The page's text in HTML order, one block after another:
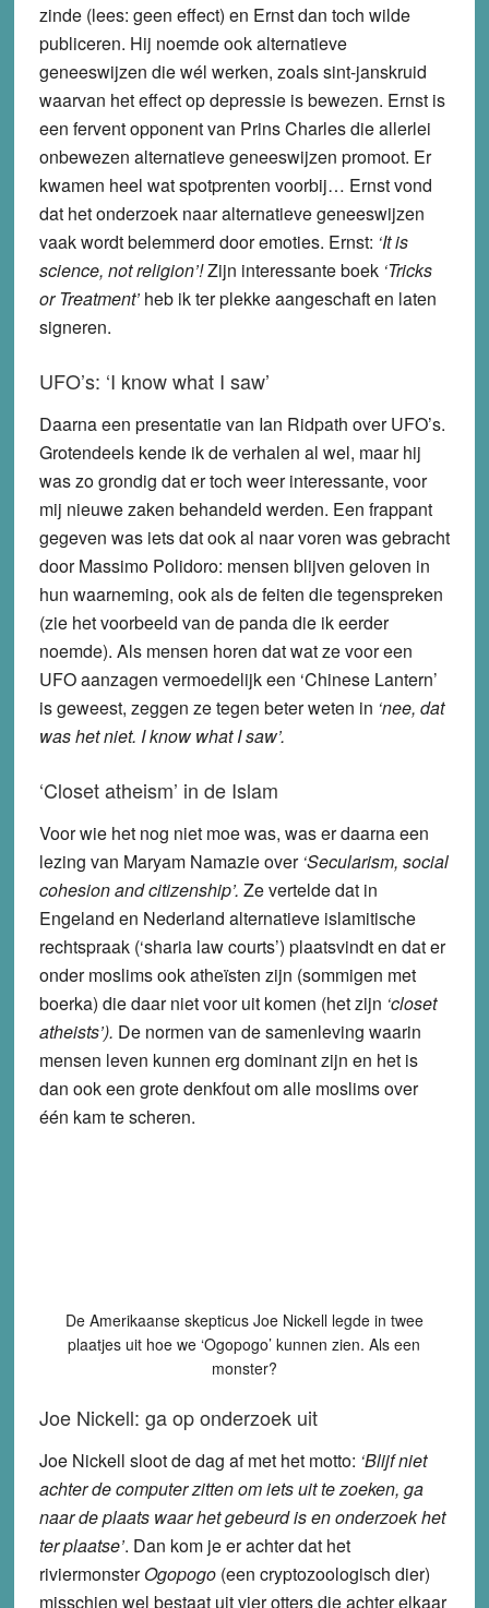
zinde (lees: geen effect) en Ernst dan toch wilde
publiceren. Hij noemde ook alternatieve
geneeswijzen die wél werken, zoals sint-janskruid
waarvan het effect op depressie is bewezen. Ernst is
een fervent opponent van Prins Charles die allerlei
onbewezen alternatieve geneeswijzen promoot. Er
kwamen heel wat spotprenten voorbij… Ernst vond
dat het onderzoek naar alternatieve geneeswijzen
vaak wordt belemmerd door emoties. Ernst: ‘It is
science, not religion’!Zijn interessante boek ‘Tricks
or Treatment’heb ik ter plekke aangeschaft en laten
signeren.
UFO’s: ‘I know what I saw’
Daarna een presentatie van Ian Ridpath over UFO’s.
Grotendeels kende ik de verhalen al wel, maar hij
was zo grondig dat er toch weer interessante, voor
mij nieuwe zaken behandeld werden. Een frappant
gegeven was iets dat ook al naar voren was gebracht
door Massimo Polidoro: mensen blijven geloven in
hun waarneming, ook als de feiten die tegenspreken
(zie het voorbeeld van de panda die ik eerder
noemde). Als mensen horen dat wat ze voor een
UFO aanzagen vermoedelijk een ‘Chinese Lantern’
is geweest, zeggen ze tegen beter weten in ‘nee, dat
was het niet. I know what I saw’.
‘Closet atheism’ in de Islam
Voor wie het nog niet moe was, was er daarna een
lezing van Maryam Namazie over ‘Secularism, social
cohesion and citizenship’. Ze vertelde dat in
Engeland en Nederland alternatieve islamitische
rechtspraak (‘sharia law courts’) plaatsvindt en dat er
onder moslims ook atheïsten zijn (sommigen met
boerka) die daar niet voor uit komen (het zijn ‘closet
atheists’). De normen van de samenleving waarin
mensen leven kunnen erg dominant zijn en het is
dan ook een grote denkfout om alle moslims over
één kam te scheren.
De Amerikaanse skepticus Joe Nickell legde in twee
plaatjes uit hoe we ‘Ogopogo’ kunnen zien. Als een
monster?
Joe Nickell: ga op onderzoek uit
Joe Nickell sloot de dag af met het motto: ‘Blijf niet
achter de computer zitten om iets uit te zoeken, ga
naar de plaats waar het gebeurd is en onderzoek het
ter plaatse’. Dan kom je er achter dat het
riviermonsterOgopogo(een cryptozoologisch dier)
misschien wel bestaat uit vier otters die achter elkaar